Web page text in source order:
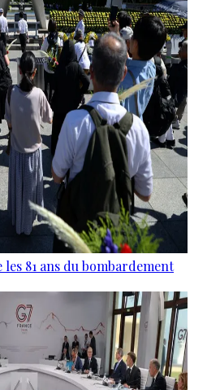
81 ans du bombardement